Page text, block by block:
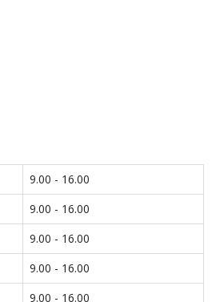
9.00 - 16.00
9.00 - 16.00
9.00 - 16.00
9.00 - 16.00
9.00 - 16.00